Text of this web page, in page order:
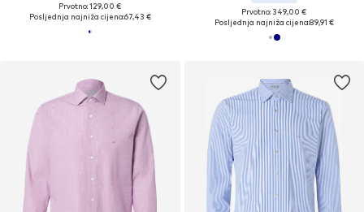
Prvotno: 129,00 €
Posljednja najniža cijena:67,43 €
Prvotno: 349,00 €
Posljednja najniža cijena:89,91 €